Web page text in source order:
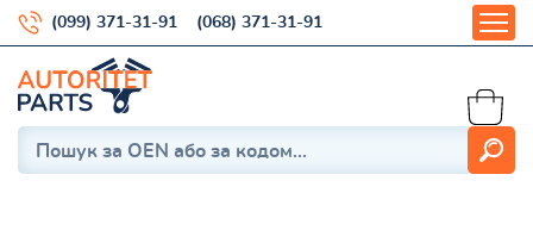
(099) 371-31-91 (068) 371-31-91